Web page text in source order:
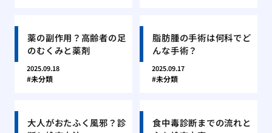
薬の副作用？高齢者の足
のむくみと薬剤
2025.09.18
未分類
脂肪腫の手術は何科でど
んな手術？
2025.09.17
未分類
大人がおたふく風邪？診
食中毒診断までの流れと